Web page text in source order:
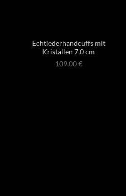
Echtlederhandcuffs mit
Kristallen 7,0 cm
109,00€